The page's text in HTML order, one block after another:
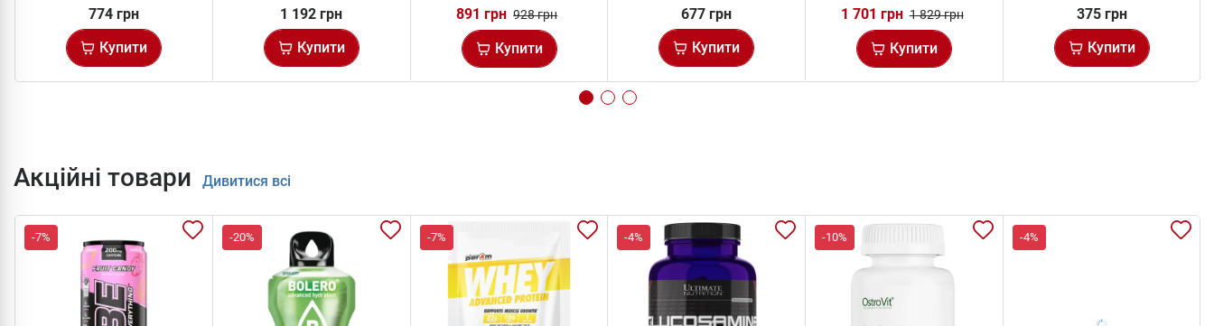
774 грн
Купити
1 192 грн
Купити
891 грн 928 грн
Купити
677 грн
Купити
1 701 грн 1 829 грн
Купити
375 грн
Купити
Акційні товари Дивитися всі
-7% -20% -7% -4% -10% -4%